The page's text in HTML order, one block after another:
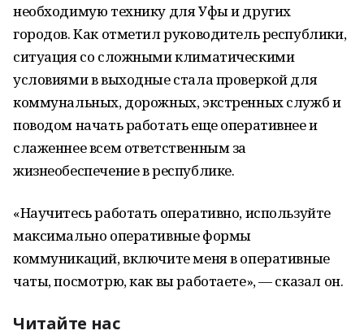
необходимую технику для Уфы и других
городов. Как отметил руководитель республики,
ситуация со сложными климатическими
условиями в выходные стала проверкой для
коммунальных, дорожных, экстренных служб и
поводом начать работать еще оперативнее и
слаженнее всем ответственным за
жизнеобеспечение в республике.
«Научитесь работать оперативно, используйте
максимально оперативные формы
коммуникаций, включите меня в оперативные
чаты, посмотрю, как вы работаете», — сказал он.
Читайте нас